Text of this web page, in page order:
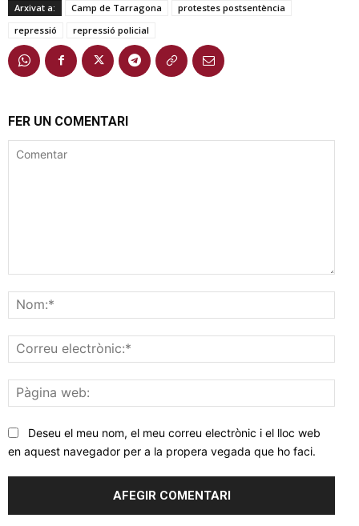
Arxivat a: Camp de Tarragona
protestes postsentència
repressió
repressió policial
FER UN COMENTARI
web:
Deseu el meu nom, el meu correu electrònic i el lloc web
en aquest navegador per a la propera vegada que ho faci.